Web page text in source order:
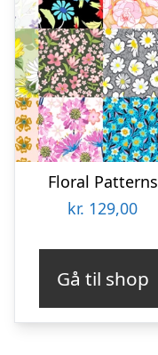
Floral Patterns
kr. 129,00
Gå til shop